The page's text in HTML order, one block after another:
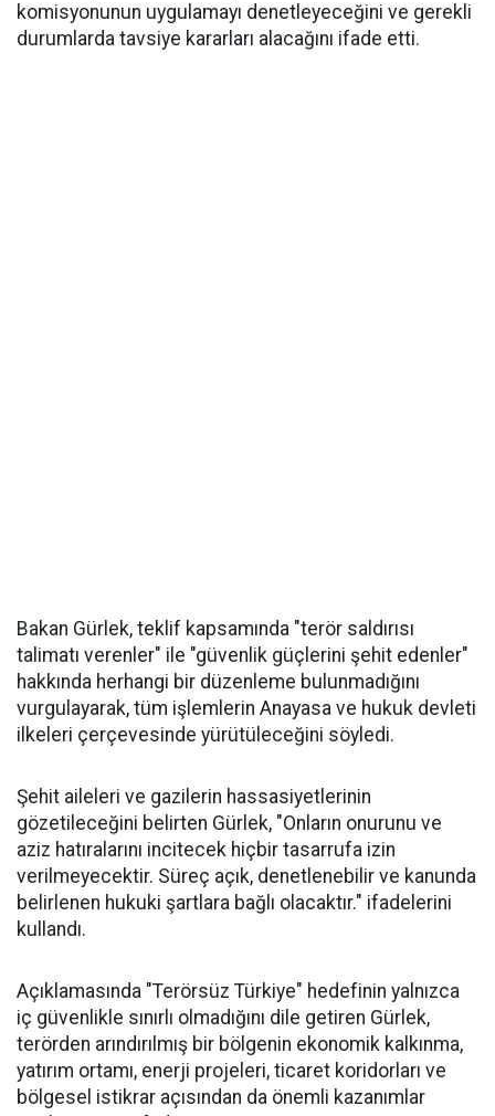
komisyonunun uygulamayı denetleyeceğini ve gerekli
durumlarda tavsiye kararları alacağını ifade etti.
Bakan Gürlek, teklif kapsamında "terör saldırısı
talimatı verenler" ile "güvenlik güçlerini şehit edenler"
hakkında herhangi bir düzenleme bulunmadığını
vurgulayarak, tüm işlemlerin Anayasa ve hukuk devleti
ilkeleri çerçevesinde yürütüleceğini söyledi.
Şehit aileleri ve gazilerin hassasiyetlerinin
gözetileceğini belirten Gürlek, "Onların onurunu ve
aziz hatıralarını incitecek hiçbir tasarrufa izin
verilmeyecektir. Süreç açık, denetlenebilir ve kanunda
belirlenen hukuki şartlara bağlı olacaktır." ifadelerini
kullandı.
Açıklamasında "Terörsüz Türkiye" hedefinin yalnızca
iç güvenlikle sınırlı olmadığını dile getiren Gürlek,
terörden arındırılmış bir bölgenin ekonomik kalkınma,
yatırım ortamı, enerji projeleri, ticaret koridorları ve
bölgesel istikrar açısından da önemli kazanımlar